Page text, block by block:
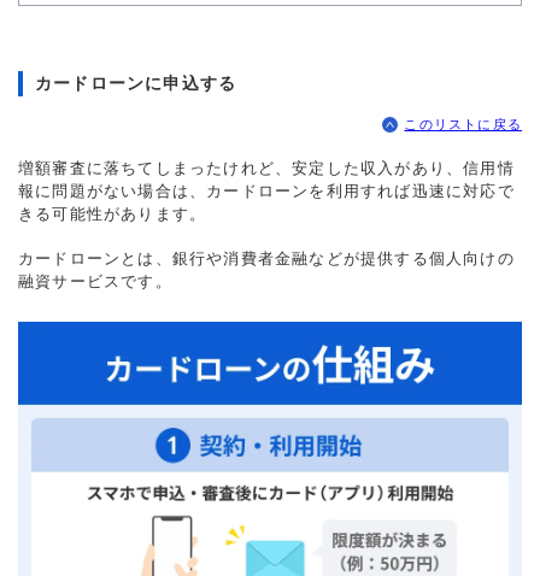
カードローンに申込する
このリストに戻る
増額審査に落ちてしまったけれど、安定した収入があり、信用情
報に問題がない場合は、カードローンを利用すれば迅速に対応で
きる可能性があります。
カードローンとは、銀行や消費者金融などが提供する個人向けの
融資サービスです。